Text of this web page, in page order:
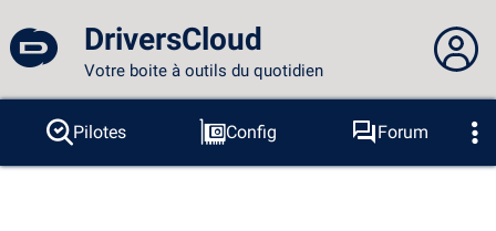
DriversCloud
Votre boite à outils du quotidien
Vous n'êtes pas connecté...
Connexion au site
Pilotes Config
Forum
Sondes
BSOD Outils